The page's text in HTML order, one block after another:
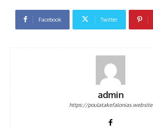
Facebook Twitter
admin
https://poulatakefalonias.website